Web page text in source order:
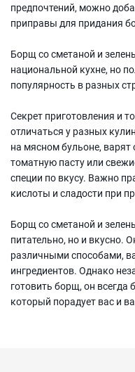
предпочтений, можно
приправы для придания
Борщ со сметаной и
национальной кухне, но
популярность в разных
Секрет приготовления и
отличаться у разных
на мясном бульоне,
томатную пасту или
специи по вкусу. Важно
кислоты и сладости при
Борщ со сметаной и
питательно, но и вкусно.
различными способами,
ингредиентов. Однако
готовить борщ, он
который порадует вас и